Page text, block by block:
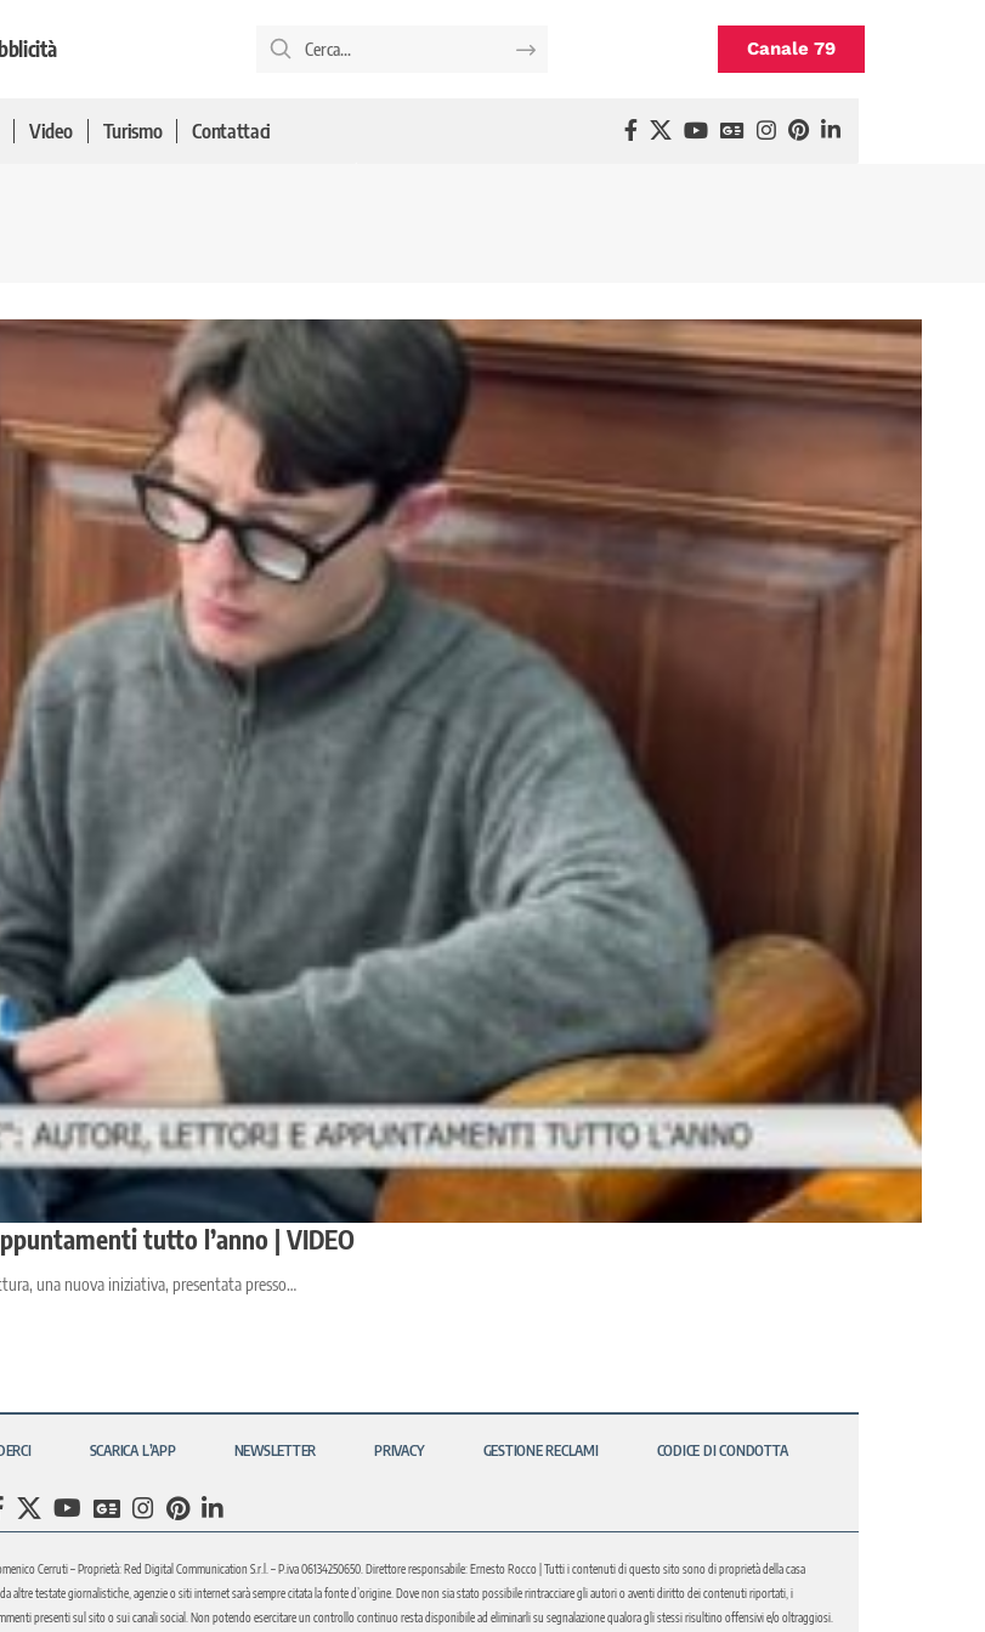
Canale 79
Video Turismo Contattaci
tutto l’anno | VIDEO
una nuova iniziativa, presentata presso…
SCARICA L’APP NEWSLETTER PRIVACY GESTIONE RECLAMI CODICE DI CONDOTTA
Cerruti – Proprietà: Red Digital Communication S.r.l. – P.iva 06134250650. Direttore responsabile: Ernesto Rocco | Tutti i contenuti di questo sito sono di proprietà della casa
testate giornalistiche, agenzie o siti internet sarà sempre citata la fonte d’origine. Dove non sia stato possibile rintracciare gli autori o aventi diritto dei contenuti riportati, i
presenti sul sito o sui canali social. Non potendo esercitare un controllo continuo resta disponibile ad eliminarli su segnalazione qualora gli stessi risultino offensivi e/o oltraggiosi.